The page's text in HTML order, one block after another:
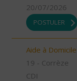
20/07/2026
POSTULER
Aide à
19 - Corrèze
CDI